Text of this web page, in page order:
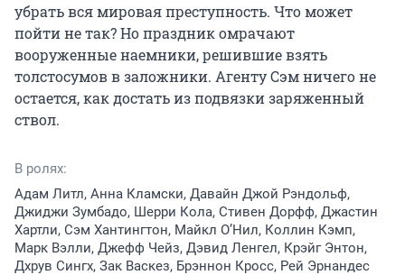
убрать вся мировая преступность. Что может
пойти не так? Но праздник омрачают
вооруженные наемники, решившие взять
толстосумов в заложники. Агенту Сэм ничего не
остается, как достать из подвязки заряженный
ствол.
В ролях:
Адам Литл, Анна Кламски, Давайн Джой Рэндольф,
Джиджи Зумбадо, Шерри Кола, Стивен Дорфф, Джастин
Хартли, Сэм Хантингтон, Майкл О’Нил, Коллин Кэмп,
Марк Вэлли, Джефф Чейз, Дэвид Ленгел, Крэйг Энтон,
Дхрув Сингх, Зак Васкез, Брэннон Кросс, Рей Эрнандес